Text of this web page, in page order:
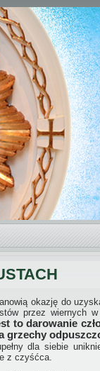
okazję do
przez wiernych
to darowanie
grzechy
dla siebie
z czyśćca.